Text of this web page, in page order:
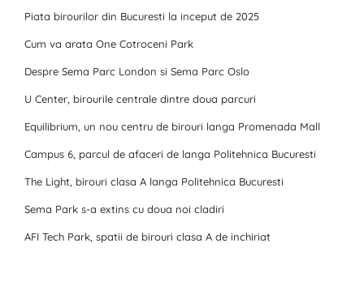
Piata birourilor din Bucuresti la inceput de 2025
Cum va arata One Cotroceni Park
Despre Sema Parc London si Sema Parc Oslo
U Center, birourile centrale dintre doua parcuri
Equilibrium, un nou centru de birouri langa Promenada Mall
Campus 6, parcul de afaceri de langa Politehnica Bucuresti
The Light, birouri clasa A langa Politehnica Bucuresti
Sema Park s-a extins cu doua noi cladiri
AFI Tech Park, spatii de birouri clasa A de inchiriat